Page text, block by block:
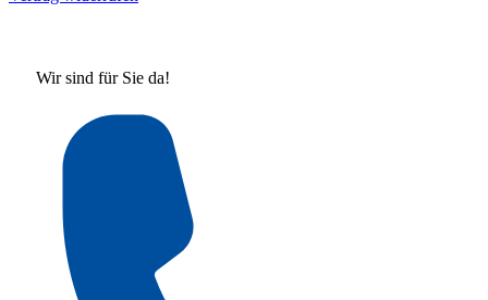
Wir sind für Sie da!